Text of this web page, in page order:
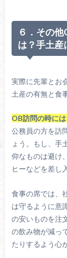
６．その
は？手土産
実際に先輩とお
土産の有無と食
OB訪問の時に
公務員の方を訪
ょう。もし、手
仰なものは避け
ヒーなどを差し
食事の席では、
は守るように意
の安いものを注
の飲み物が減っ
たりするよう心